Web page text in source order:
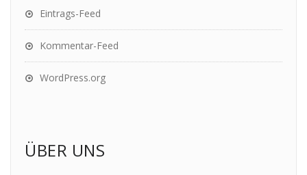
Eintrags-Feed
Kommentar-Feed
WordPress.org
ÜBER UNS